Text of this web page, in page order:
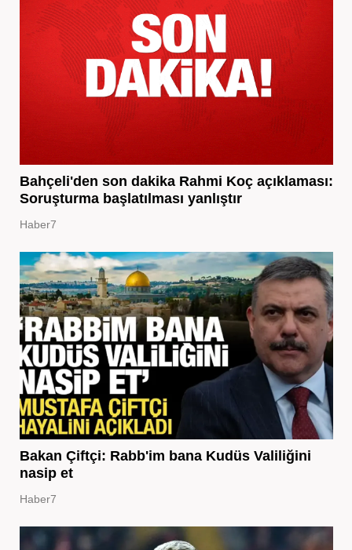
Bahçeli'den son dakika Rahmi Koç açıklaması:
Soruşturma başlatılması yanlıştır
Haber7
Bakan Çiftçi: Rabb'im bana Kudüs Valiliğini
nasip et
Haber7